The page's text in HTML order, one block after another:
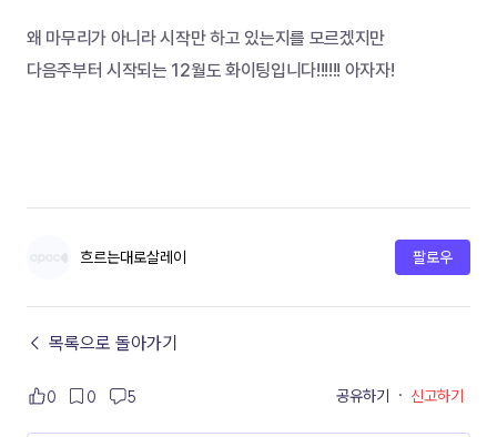
왜 마무리가 아니라 시작만 하고 있는지를 모르겠지만
다음주부터 시작되는 12월도 화이팅입니다!!!!!! 아자자!
흐르는대로살레이 팔로우
← 목록으로 돌아가기
0 0 5 공유하기 · 신고하기